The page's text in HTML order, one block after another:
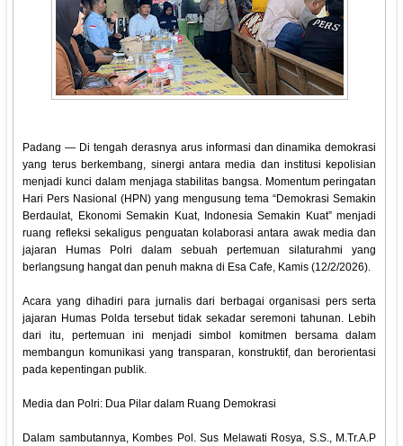
Padang — Di tengah derasnya arus informasi dan dinamika demokrasi
yang terus berkembang, sinergi antara media dan institusi kepolisian
menjadi kunci dalam menjaga stabilitas bangsa. Momentum peringatan
Hari Pers Nasional (HPN) yang mengusung tema “Demokrasi Semakin
Berdaulat, Ekonomi Semakin Kuat, Indonesia Semakin Kuat” menjadi
ruang refleksi sekaligus penguatan kolaborasi antara awak media dan
jajaran Humas Polri dalam sebuah pertemuan silaturahmi yang
berlangsung hangat dan penuh makna di Esa Cafe, Kamis (12/2/2026).
Acara yang dihadiri para jurnalis dari berbagai organisasi pers serta
jajaran Humas Polda tersebut tidak sekadar seremoni tahunan. Lebih
dari itu, pertemuan ini menjadi simbol komitmen bersama dalam
membangun komunikasi yang transparan, konstruktif, dan berorientasi
pada kepentingan publik.
Media dan Polri: Dua Pilar dalam Ruang Demokrasi
Dalam sambutannya, Kombes Pol. Sus Melawati Rosya, S.S., M.Tr.A.P